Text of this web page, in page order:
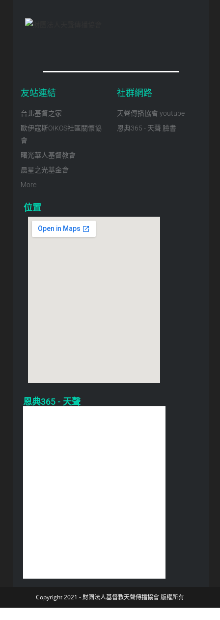
友站連結
台北基督之家
歐伊寇斯OIKOS社區關懷協
會
曙光華人基督教會
晨星之光基金會
More
社群網路
天聲傳播協會 youtube
恩典365 - 天聲 臉書
位置
恩典365 - 天聲
Copyright 2021 - 財團法人基督教天聲傳播協會 版權所有